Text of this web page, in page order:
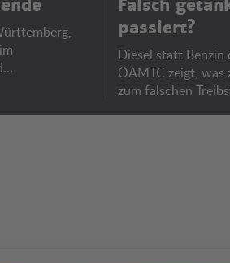
Falsch
passiert?
Diesel statt Benzin
ÖAMTC zeigt,
zum falschen